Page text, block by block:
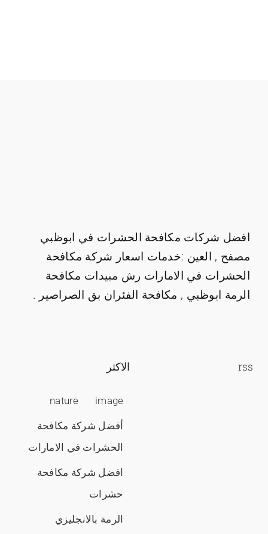
افضل شركات مكافحة الحشرات في ابوظبي
مصفح , العين :خدمات اسعار شركة مكافحة
الحشرات في الامارات رش مبيدات مكافحة
الرمة ابوظبي , مكافحة الفئران بق الصراصير .
rss الاكثر
image
nature
أفضل شركة مكافحة
الحشرات في الامارات
افضل شركة مكافحة
حشرات
الرمة بالانجليزي